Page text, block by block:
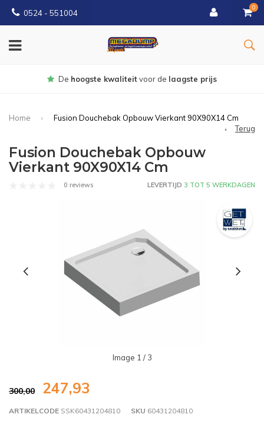
0524 - 551004
0
Gratisbezorgd vanaf €150
Home
Fusion Douchebak Opbouw Vierkant 90X90X14 Cm
Terug
Fusion Douchebak Opbouw
Vierkant 90X90X14 Cm
0 reviews LEVERTIJD 3 TOT 5 WERKDAGEN
Image 1 / 3
300,00 247,93
ARTIKELCODE SSK60431204810 SKU 60431204810